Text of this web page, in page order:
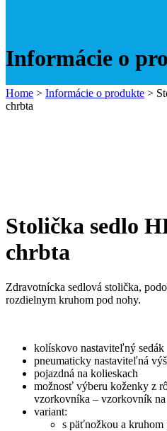
Informácie o
Home > Informácie o produkte >
chrbta
Stolička sedlo
chrbta
Zdravotnícka sedlová stolička,
rozdielnym kruhom pod nohy.
kolískovo nastaviteľný sedák
pneumaticky nastaviteľná
pojazdná na kolieskach
možnosť výberu koženky z
vzorkovníka – vzorkovník
variant:
s päťnožkou a kruhom